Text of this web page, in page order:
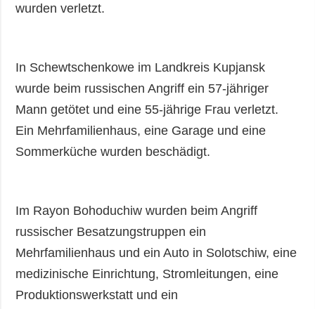
wurden verletzt.
In Schewtschenkowe im Landkreis Kupjansk
wurde beim russischen Angriff ein 57-jähriger
Mann getötet und eine 55-jährige Frau verletzt.
Ein Mehrfamilienhaus, eine Garage und eine
Sommerküche wurden beschädigt.
Im Rayon Bohoduchiw wurden beim Angriff
russischer Besatzungstruppen ein
Mehrfamilienhaus und ein Auto in Solotschiw, eine
medizinische Einrichtung, Stromleitungen, eine
Produktionswerkstatt und ein